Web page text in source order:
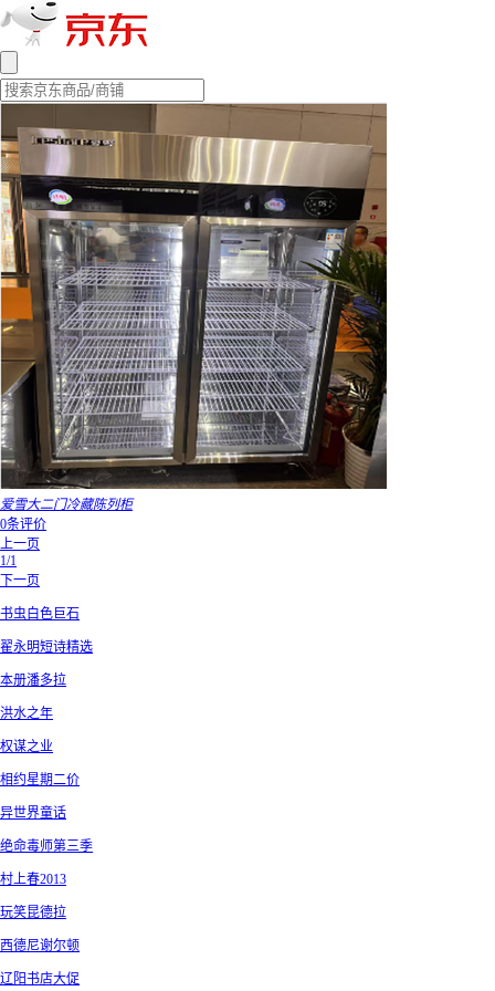
爱雪大二门冷藏陈列柜
0条评价
上一页
1/1
下一页
书虫白色巨石
翟永明短诗精选
本册潘多拉
洪水之年
权谋之业
相约星期二价
异世界童话
绝命毒师第三季
村上春2013
玩笑昆德拉
西德尼谢尔顿
辽阳书店大促